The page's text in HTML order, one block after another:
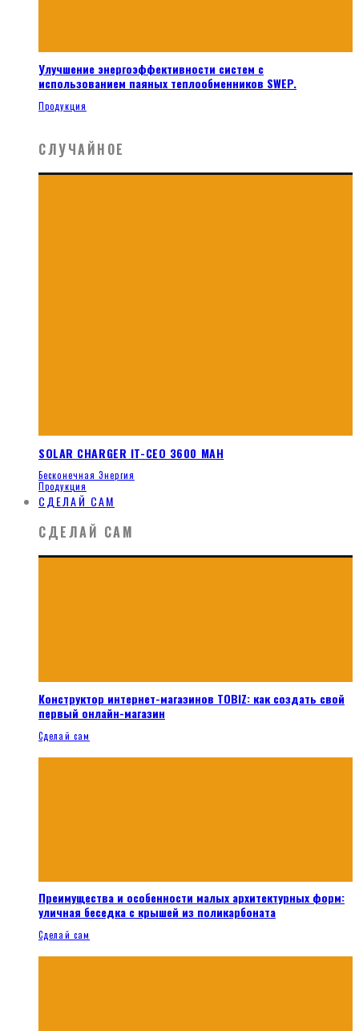
Улучшение энергоэффективности систем с
использованием паяных теплообменников SWEP.
Продукция
СЛУЧАЙНОЕ
SOLAR CHARGER IT-CEO 3600 MAH
Бесконечная Энергия
Продукция
СДЕЛАЙ САМ
СДЕЛАЙ САМ
Конструктор интернет-магазинов TOBIZ: как создать свой
первый онлайн-магазин
Сделай сам
Преимущества и особенности малых архитектурных форм:
уличная беседка с крышей из поликарбоната
Сделай сам